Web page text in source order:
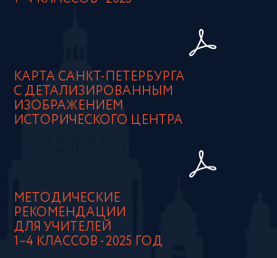
КАРТА САНКТ-ПЕТЕРБУРГА
С ДЕТАЛИЗИРОВАННЫМ
ИЗОБРАЖЕНИЕМ
ИСТОРИЧЕСКОГО ЦЕНТРА
МЕТОДИЧЕСКИЕ
РЕКОМЕНДАЦИИ
ДЛЯ УЧИТЕЛЕЙ
1–4 КЛАССОВ - 2025 ГОД